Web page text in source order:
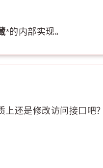
*的内部实现。
还是修改访问接口吧？